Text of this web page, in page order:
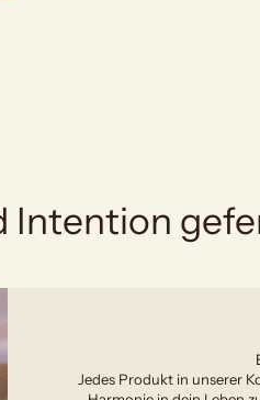
Intention
Jedes Produkt in unserer